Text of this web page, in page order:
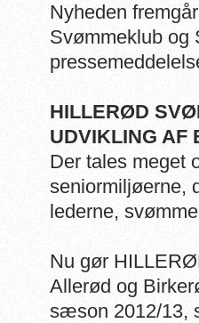
Nyheden
Svømmeklub og
HILLERØD
UDVIKLING AF
Der tales meget
seniormiljøerne,
lederne,
Nu gør
Allerød og
sæson 2012/13,